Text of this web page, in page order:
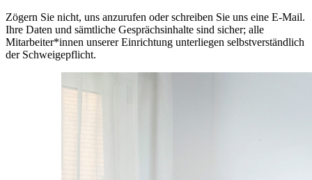
Zögern Sie nicht, uns anzurufen oder schreiben Sie uns eine E-Mail.
Ihre Daten und sämtliche Gesprächsinhalte sind sicher; alle
Mitarbeiter*innen unserer Einrichtung unterliegen selbstverständlich
der Schweigepflicht.